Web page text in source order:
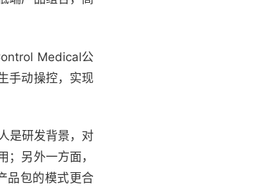
Medical公
手动操控，实现
是研发背景，对
另外一方面，
品包的模式更合